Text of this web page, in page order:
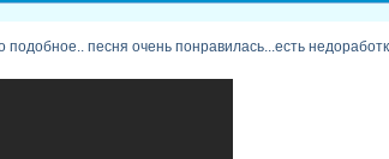
песня очень понравилась...есть